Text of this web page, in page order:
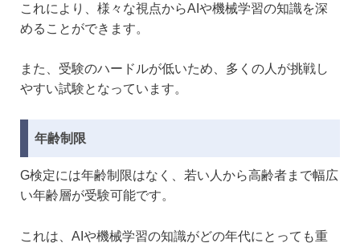
これにより、様々な視点からAIや機械学習の知識を深
めることができます。
また、受験のハードルが低いため、多くの人が挑戦し
やすい試験となっています。
年齢制限
G検定には年齢制限はなく、若い人から高齢者まで幅広
い年齢層が受験可能です。
これは、AIや機械学習の知識がどの年代にとっても重